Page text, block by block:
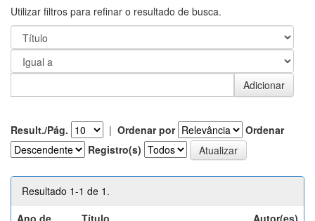
Utilizar filtros para refinar o resultado de busca.
Result./Pág. | Ordenar por
Ordenar
Registro(s)
Resultado 1-1 de 1.
Ano de
Título Autor(es)